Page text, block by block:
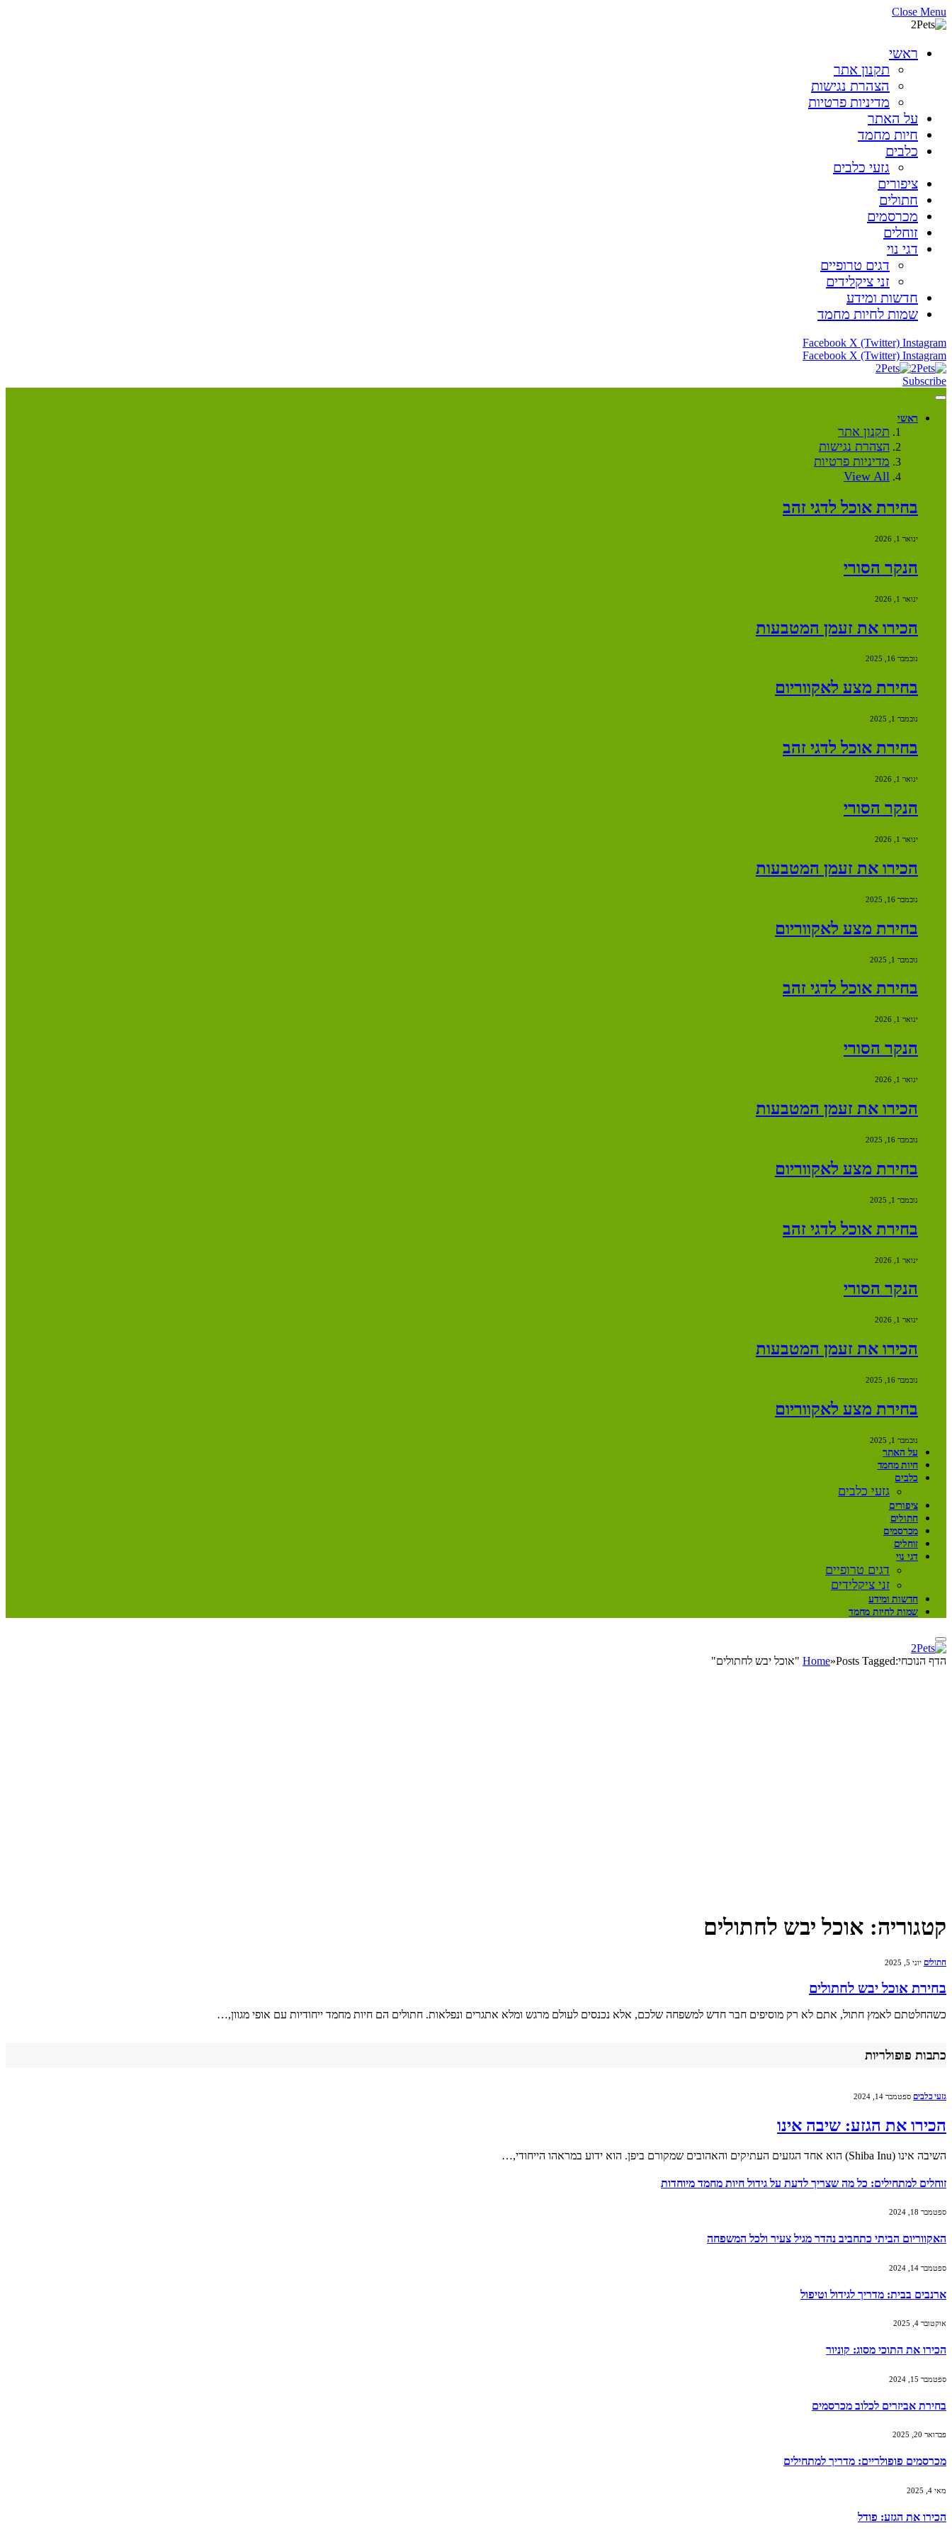
Close Menu
ראשי
תקנון אתר
הצהרת נגישות
מדיניות פרטיות
על האתר
חיות מחמד
כלבים
גזעי כלבים
ציפורים
חתולים
מכרסמים
זוחלים
דגי נוי
דגים טרופיים
זני ציקלידים
חדשות ומידע
שמות לחיות מחמד
Facebook X (Twitter) Instagram
Facebook X (Twitter) Instagram
Subscribe
ראשי
תקנון אתר
הצהרת נגישות
מדיניות פרטיות
View All
בחירת אוכל לדגי זהב
ינואר 1, 2026
הנקר הסורי
ינואר 1, 2026
הכירו את זעמן המטבעות
נובמבר 16, 2025
בחירת מצע לאקווריום
נובמבר 1, 2025
בחירת אוכל לדגי זהב
ינואר 1, 2026
הנקר הסורי
ינואר 1, 2026
הכירו את זעמן המטבעות
נובמבר 16, 2025
בחירת מצע לאקווריום
נובמבר 1, 2025
בחירת אוכל לדגי זהב
ינואר 1, 2026
הנקר הסורי
ינואר 1, 2026
הכירו את זעמן המטבעות
נובמבר 16, 2025
בחירת מצע לאקווריום
נובמבר 1, 2025
בחירת אוכל לדגי זהב
ינואר 1, 2026
הנקר הסורי
ינואר 1, 2026
הכירו את זעמן המטבעות
נובמבר 16, 2025
בחירת מצע לאקווריום
נובמבר 1, 2025
על האתר
חיות מחמד
כלבים
גזעי כלבים
ציפורים
חתולים
מכרסמים
זוחלים
דגי נוי
דגים טרופיים
זני ציקלידים
חדשות ומידע
שמות לחיות מחמד
הדף הנוכחי: Home»Posts Tagged "אוכל יבש לחתולים"
קטגוריה: אוכל יבש לחתולים
חתולים יוני 5, 2025
בחירת אוכל יבש לחתולים
כשהחלטתם לאמץ חתול, אתם לא רק מוסיפים חבר חדש למשפחה שלכם, אלא נכנסים לעולם מרגש ומלא אתגרים ונפלאות. חתולים הם חיות מחמד ייחודיות עם אופי מגוון,…
כתבות פופולריות
גזעי כלבים ספטמבר 14, 2024
הכירו את הגזע: שיבה אינו
השיבה אינו (Shiba Inu) הוא אחד הגזעים העתיקים והאהובים שמקורם ביפן. הוא ידוע במראהו הייחודי,…
זוחלים למתחילים: כל מה שצריך לדעת על גידול חיות מחמד מיוחדות
ספטמבר 18, 2024
האקווריום הביתי כתחביב נהדר מגיל צעיר ולכל המשפחה
ספטמבר 14, 2024
ארנבים בבית: מדריך לגידול וטיפול
אוקטובר 4, 2025
הכירו את התוכי מסוג: קוניור
ספטמבר 15, 2024
בחירת אביזרים לכלוב מכרסמים
פברואר 20, 2025
מכרסמים פופולריים: מדריך למתחילים
מאי 4, 2025
הכירו את הגזע: פודל